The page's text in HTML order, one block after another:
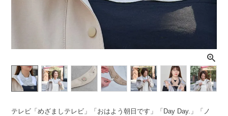
ライト・シーリングファン
アクセサリー・消耗品
アウトレット
テレビ「めざましテレビ」「おはよう朝日です」「Day Day.」「ノ